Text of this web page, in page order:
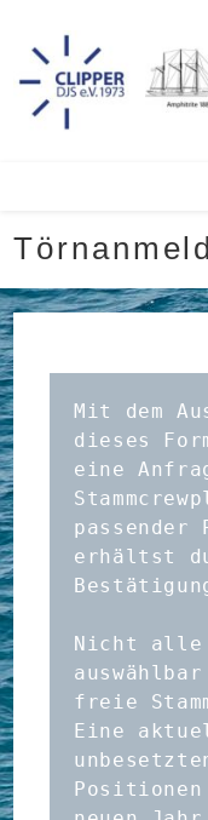
springen
Mit dem
dieses
eine
erhältst
Nicht alle
freie
Eine